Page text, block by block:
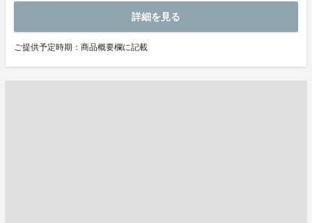
詳細を見る
ご提供予定時期：商品概要欄に記載